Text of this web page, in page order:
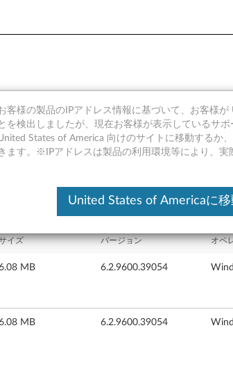
ー ドライバー
イズ バージョン オペ
MB 6.2.9600.39054
MB 6.2.9600.39054
客様の製品のIPアドレス情報に基づいて、お客様
を検出しましたが、現在お客様が表示しているサポ
States of America 向けのサイトに移動するか
ます。※IPアドレスは製品の利用環境等により、実
United States of Americaに移